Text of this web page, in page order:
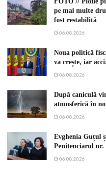
pe mai multe
fost restabilită
06.08.2026
Noua politică
va crește, iar
06.08.2026
După caniculă
atmosferică în
06.08.2026
Evghenia Guțul
Penitenciarul nr.
06.08.2026